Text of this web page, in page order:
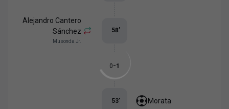
Alejandro Cantero
Sánchez
Musonda Jr.
58’
0-1
Morata
53’